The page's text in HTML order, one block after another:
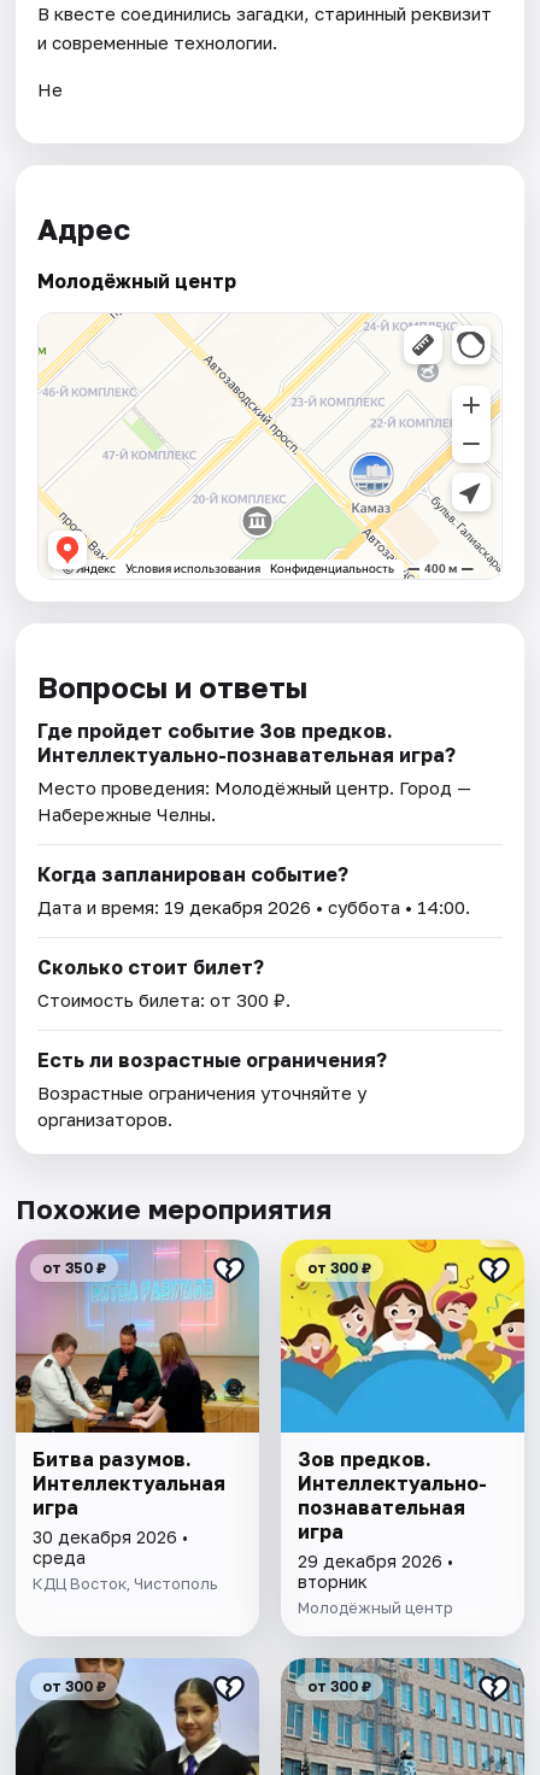
В квесте соединились загадки, старинный реквизит
и современные технологии.
Не
Адрес
Молодёжный центр
Вопросы и ответы
Где пройдет событие Зов предков.
Интеллектуально-познавательная игра?
Место проведения: Молодёжный центр. Город —
Набережные Челны.
Когда запланирован событие?
Дата и время: 19 декабря 2026 • суббота • 14:00.
Сколько стоит билет?
Стоимость билета: от 300 ₽.
Есть ли возрастные ограничения?
Возрастные ограничения уточняйте у
организаторов.
Похожие мероприятия
от 350 ₽
Битва разумов.
Интеллектуальная
игра
30 декабря 2026 •
среда
КДЦ Восток, Чистополь
от 300 ₽
Зов предков.
Интеллектуально-
познавательная
игра
29 декабря 2026 •
вторник
Молодёжный центр
от 300 ₽ от 300 ₽